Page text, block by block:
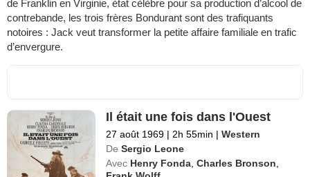
de Franklin en Virginie, état célèbre pour sa production d’alcool de
contrebande, les trois frères Bondurant sont des trafiquants
notoires : Jack veut transformer la petite affaire familiale en trafic
d’envergure.
Il était une fois dans l'Ouest
27 août 1969 | 2h 55min | Western
De Sergio Leone
Avec Henry Fonda ,Charles Bronson